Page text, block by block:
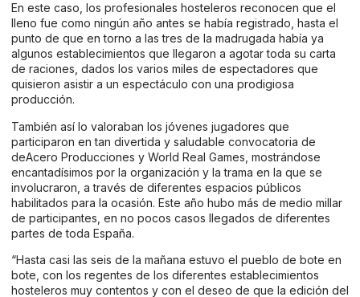
En este caso, los profesionales hosteleros reconocen que el
lleno fue como ningún año antes se había registrado, hasta el
punto de que en torno a las tres de la madrugada había ya
algunos establecimientos que llegaron a agotar toda su carta
de raciones, dados los varios miles de espectadores que
quisieron asistir a un espectáculo con una prodigiosa
producción.
También así lo valoraban los jóvenes jugadores que
participaron en tan divertida y saludable convocatoria de
deAcero Producciones y World Real Games, mostrándose
encantadísimos por la organización y la trama en la que se
involucraron, a través de diferentes espacios públicos
habilitados para la ocasión. Este año hubo más de medio millar
de participantes, en no pocos casos llegados de diferentes
partes de toda España.
“Hasta casi las seis de la mañana estuvo el pueblo de bote en
bote, con los regentes de los diferentes establecimientos
hosteleros muy contentos y con el deseo de que la edición del